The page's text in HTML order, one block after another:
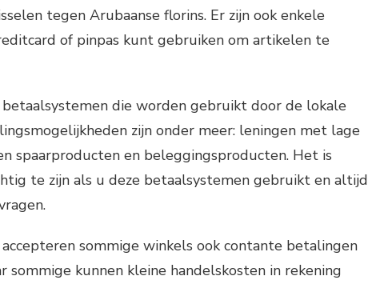
tegen Arubaanse florins. Er zijn ook enkele
of pinpas kunt gebruiken om artikelen te
betaalsystemen die worden gebruikt door de lokale
zijn onder meer: leningen met lage
spaarproducten en beleggingsproducten. Het is
te zijn als u deze betaalsystemen gebruikt en altijd
sommige winkels ook contante betalingen
sommige kunnen kleine handelskosten in rekening